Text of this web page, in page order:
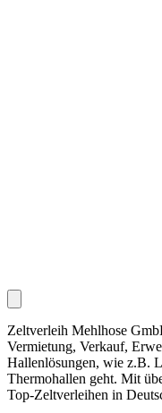
Zeltverleih Mehlhose
Vermietung, Verkauf,
Hallenlösungen, wie z.B.
Thermohallen geht. Mit
Top-Zeltverleihen in